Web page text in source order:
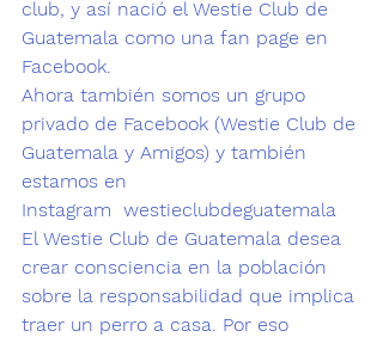
club, y así nació el Westie Club de
Guatemala como una fan page en
Facebook.
Ahora también somos un grupo
privado de Facebook (Westie Club de
Guatemala y Amigos) y también
estamos en
Instagram westieclubdeguatemala
El Westie Club de Guatemala desea
crear consciencia en la población
sobre la responsabilidad que implica
traer un perro a casa. Por eso